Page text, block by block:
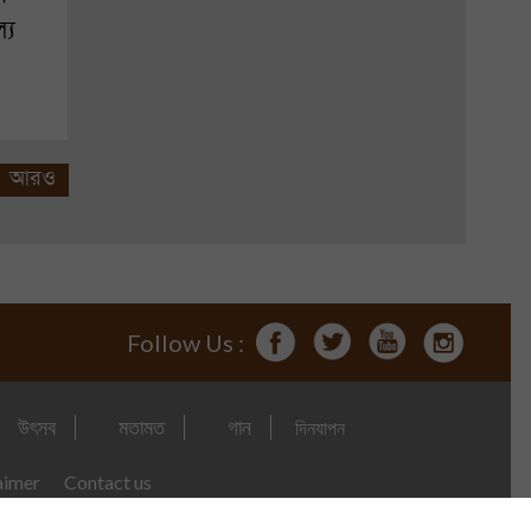
আরও
Follow Us :
উৎসব মতামত গান দিনযাপন
Contact us